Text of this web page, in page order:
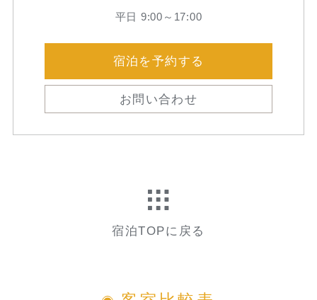
平日 9:00～17:00
宿泊を予約する
お問い合わせ
宿泊TOPに戻る